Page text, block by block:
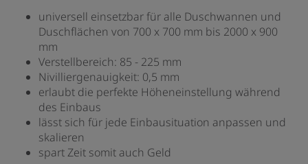
universell einsetzbar für alle Duschwannen und
Duschflächen von 700 x 700 mm bis 2000 x 900
mm
Verstellbereich: 85 - 225 mm
Nivilliergenauigkeit: 0,5 mm
erlaubt die perfekte Höheneinstellung während
des Einbaus
lässt sich für jede Einbausituation anpassen und
skalieren
spart Zeit somit auch Geld